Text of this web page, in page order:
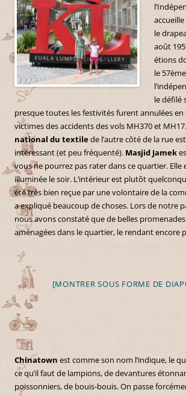
le
août
étions
le
le défilé
presque toutes les festivités furent annulées
victimes des accidents des vols MH370 et
national du textilede l’autre côté de la rue
intéressant (et peu fréquenté). Masjid Jamek
vous ne pourrez pas rater dans ce quartier.
illuminée le soir. L’intérieur est plutôt
été très bien reçue par une volontaire de la
a expliqué beaucoup de choses. Lors de notre
nous avons constaté que de belles
aménagées dans le quartier, le rendant encore
[MONTRER SOUS FORME DE
Chinatown est comme son nom l’indique, le
ce qu’il faut de lampions, de devantures
poissonniers, de bouis-bouis. On passe